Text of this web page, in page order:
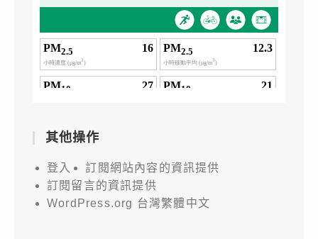
其他操作
登入
訂閱網站內容的資訊提供
訂閱留言的資訊提供
WordPress.org 台灣繁體中文